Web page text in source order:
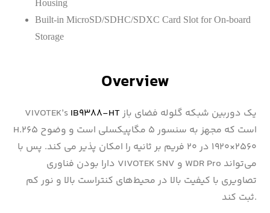
Housing
Built-in MicroSD/SDHC/SDXC Card Slot for On-board
Storage
Overview
VIVOTEK’s IB9388-HT
H.265 است که مجهز به سنسور ۵ مگاپیکسلی است و وضوح
۲۵۶۰×۱۹۲۰ در ۲۰ فریم بر ثانیه را امکان پذیر می کند. پس با
دارا بودن فناوری VIVOTEK SNV و WDR Pro می‌تواند
تصاویری با کیفیت بالا در محیط‌های کنتراست بالا و نور کم
ثبت کند.